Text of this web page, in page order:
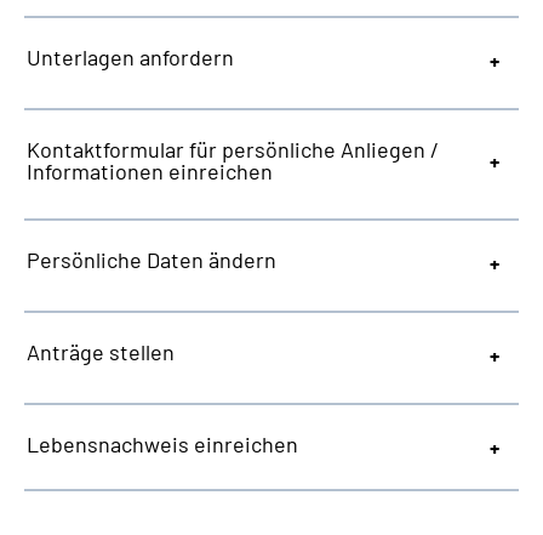
Unterlagen anfordern
Kontaktformular für persönliche Anliegen /
Informationen einreichen
Persönliche Daten ändern
Anträge stellen
Lebensnachweis einreichen